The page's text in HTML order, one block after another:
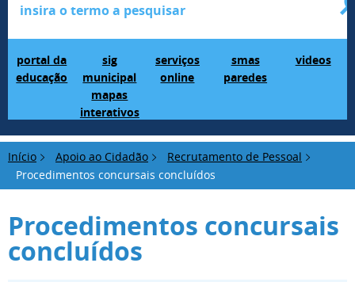
portal da
educação
sig
municipal
mapas
interativos
serviços
online
smas
paredes
videos
Início Apoio ao Cidadão
Recrutamento de Pessoal
Procedimentos concursais concluídos
Procedimentos concursais
concluídos